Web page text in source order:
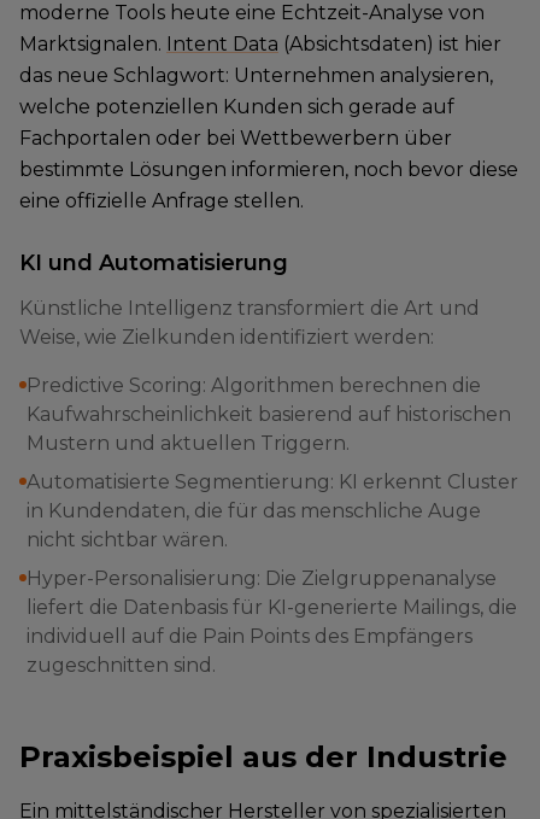
moderne Tools heute eine Echtzeit-Analyse von
Marktsignalen. Intent Data (Absichtsdaten) ist hier
das neue Schlagwort: Unternehmen analysieren,
welche potenziellen Kunden sich gerade auf
Fachportalen oder bei Wettbewerbern über
bestimmte Lösungen informieren, noch bevor diese
eine offizielle Anfrage stellen.
KI und Automatisierung
Künstliche Intelligenz transformiert die Art und
Weise, wie Zielkunden identifiziert werden:
Predictive Scoring: Algorithmen berechnen die
Kaufwahrscheinlichkeit basierend auf historischen
Mustern und aktuellen Triggern.
Automatisierte Segmentierung: KI erkennt Cluster
in Kundendaten, die für das menschliche Auge
nicht sichtbar wären.
Hyper-Personalisierung: Die Zielgruppenanalyse
liefert die Datenbasis für KI-generierte Mailings, die
individuell auf die Pain Points des Empfängers
zugeschnitten sind.
Praxisbeispiel aus der Industrie
Ein mittelständischer Hersteller von spezialisierten